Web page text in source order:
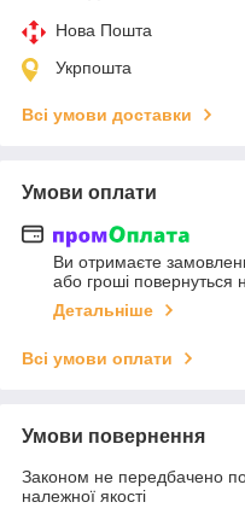
Нова Пошта
Укрпошта
Всі умови доставки
Умови оплати
Ви отримаєте
або гроші повернуться
Детальніше
Всі умови оплати
Умови повернення
Законом не передбачено
належної якості